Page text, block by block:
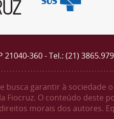
21040-360 - Tel.: (21)
busca garantir à sociedade
Fiocruz. O conteúdo deste
morais dos autores.